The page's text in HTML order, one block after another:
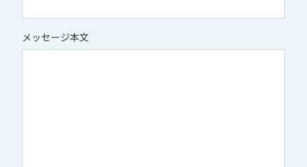
メッセージ本文